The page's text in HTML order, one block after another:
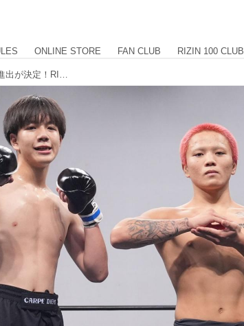
ONLINE STORE FAN CLUB RIZIN 100 CLUB